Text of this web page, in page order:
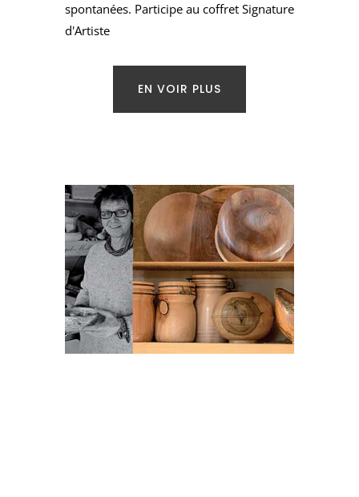
spontanées. Participe au coffret Signature
d'Artiste
EN VOIR PLUS